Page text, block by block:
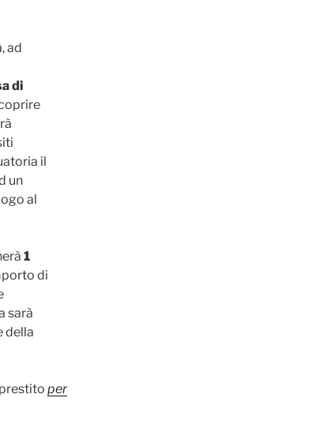
ad
di
il
un
al
1
di
sarà
della
per